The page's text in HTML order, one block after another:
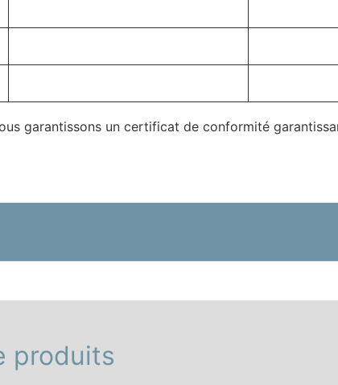
garantissons un certificat de conformité
produits